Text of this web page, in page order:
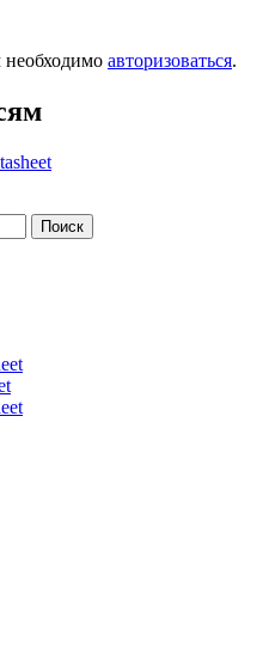
необходимо авторизоваться.